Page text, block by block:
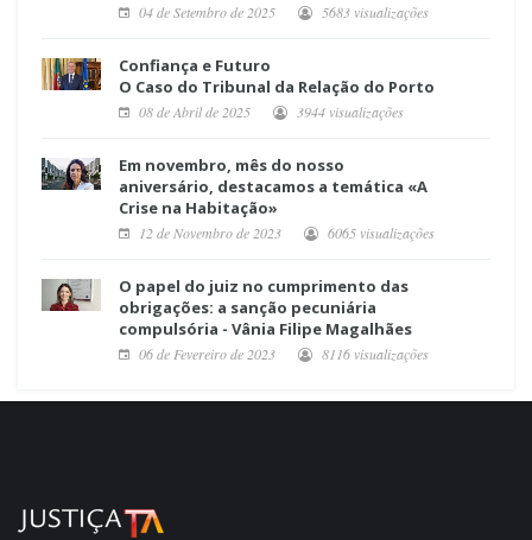
04 de Setembro de 2025 5683 visualizações
Confiança e Futuro
O Caso do Tribunal da Relação do Porto
08 de Abril de 2025 3944 visualizações
Em novembro, mês do nosso
aniversário, destacamos a temática «A
Crise na Habitação»
12 de Novembro de 2023 6065 visualizações
O papel do juiz no cumprimento das
obrigações: a sanção pecuniária
compulsória - Vânia Filipe Magalhães
06 de Fevereiro de 2023 8116 visualizações